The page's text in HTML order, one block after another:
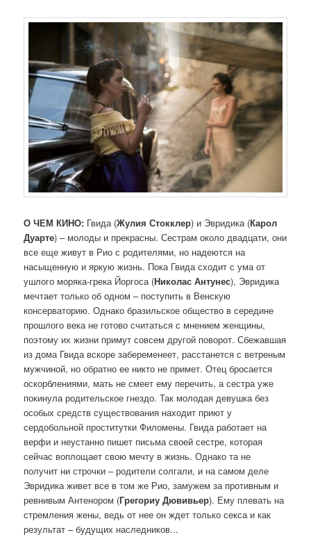
О ЧЕМ КИНО: Гвида (Жулия Стокклер) и Эвридика (Карол
Дуарте) – молоды и прекрасны. Сестрам около двадцати, они
все еще живут в Рио с родителями, но надеются на
насыщенную и яркую жизнь. Пока Гвида сходит с ума от
ушлого моряка-грека Йоргоса (Николас Антунес), Эвридика
мечтает только об одном – поступить в Венскую
консерваторию. Однако бразильское общество в середине
прошлого века не готово считаться с мнением женщины,
поэтому их жизни примут совсем другой поворот. Сбежавшая
из дома Гвида вскоре забеременеет, расстанется с ветреным
мужчиной, но обратно ее никто не примет. Отец бросается
оскорблениями, мать не смеет ему перечить, а сестра уже
покинула родительское гнездо. Так молодая девушка без
особых средств существования находит приют у
сердобольной проститутки Филомены. Гвида работает на
верфи и неустанно пишет письма своей сестре, которая
сейчас воплощает свою мечту в жизнь. Однако та не
получит ни строчки – родители солгали, и на самом деле
Эвридика живет все в том же Рио, замужем за противным и
ревнивым Антенором (Грегориу Дювивьер). Ему плевать на
стремления жены, ведь от нее он ждет только секса и как
результат – будущих наследников...